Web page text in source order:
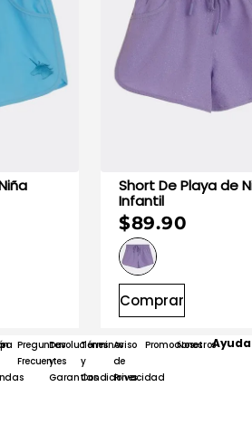
Short De Playa de Niña
Infantil
$89.90
Comprar
Preguntas
Frecuentes
Devoluciones
y
Garantías
Términos
y
Condiciones
Aviso
de
Privacidad
Promociones
NosotrosAyuda